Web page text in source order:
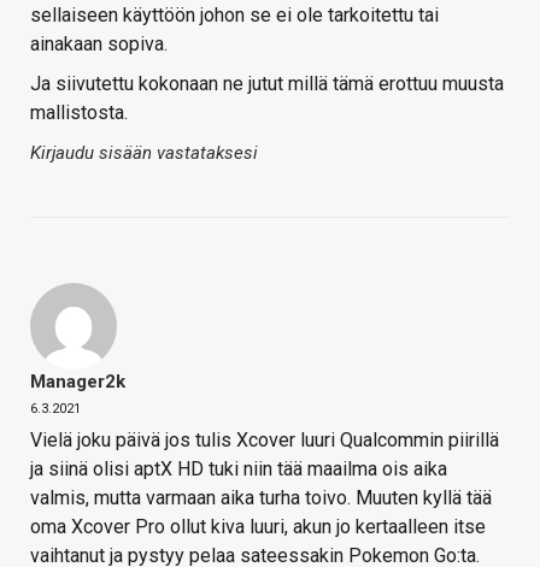
sellaiseen käyttöön johon se ei ole tarkoitettu tai
ainakaan sopiva.
Ja siivutettu kokonaan ne jutut millä tämä erottuu muusta
mallistosta.
Kirjaudu sisään vastataksesi
Manager2k
6.3.2021
Vielä joku päivä jos tulis Xcover luuri Qualcommin piirillä
ja siinä olisi aptX HD tuki niin tää maailma ois aika
valmis, mutta varmaan aika turha toivo. Muuten kyllä tää
oma Xcover Pro ollut kiva luuri, akun jo kertaalleen itse
vaihtanut ja pystyy pelaa sateessakin Pokemon Go:ta.